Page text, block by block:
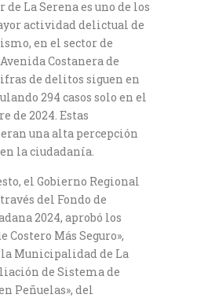
La Serena es uno de los
actividad delictual de
en el sector de
Costanera de
de delitos siguen en
294 casos solo en el
de 2024. Estas
una alta percepción
la ciudadanía.
el Gobierno Regional
del Fondo de
2024, aprobó los
Costero Más Seguro»,
Municipalidad de La
de Sistema de
Peñuelas», del